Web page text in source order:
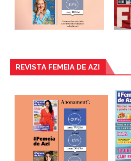
REVISTA FEMEIA DE AZI